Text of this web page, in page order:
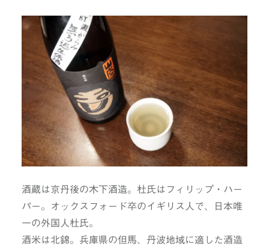
酒蔵は京丹後の木下酒造。杜氏はフィリップ・ハー
パー。オックスフォード卒のイギリス人で、日本唯
一の外国人杜氏。
酒米は北錦。兵庫県の但馬、丹波地域に適した酒造